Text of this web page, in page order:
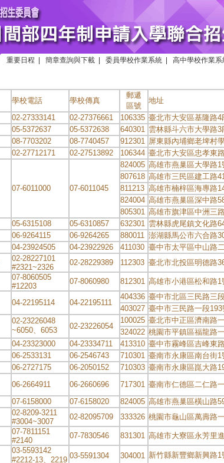
重要日程 簡章查詢與下載 委員學校作業系統 高中學校作業系
學校電話 學校傳真
郵遞
區號
地址
02-27333141 02-27376661 106335 臺北市大安區基隆路4
05-5372637 05-5372638 640301 雲林縣斗六市大學路3
08-7703202 08-7740457 912301 屏東縣內埔鄉老埤村
02-27712171 02-27513892 106344 臺北市大安區忠孝東
07-6011000 07-6011045
824005 高雄市燕巢區大學路1
807618 高雄市三民區建工路
811213 高雄市楠梓區海專路
824004 高雄市燕巢區深中路
805301 高雄市旗津區中洲三
05-6315108 05-6310857 632301 雲林縣虎尾鎮文化路
06-9264115 06-9264265 880011 澎湖縣馬公市六合路
04-23924505 04-23922926 411030 臺中市太平區中山路
02-28227101
#2321~2326
02-28229389 112303 臺北市北投區明德路
07-8060505
#12203
07-8060980 812301 高雄市小港區松和路1
04-22195114 04-22195111
404336 臺中市北區三民路三
403027 臺中市三民路一段193
02-23226048
~6050、6053
02-23226054
100025 臺北市中正區濟南路
324022 桃園市平鎮區福龍路
04-23323000 04-23334711 413310 臺中市霧峰區吉峰東
06-2533131 06-2546743 710301 臺南市永康區南台街1
06-2727175 06-2050152 710303 臺南市永康區崑大路
06-2664911 06-2660696 717301 臺南市仁德區二仁路
07-6158000 07-6158020 824005 高雄市燕巢區橫山路
02-8209-3211
#3004~3007
02-82095709 333326 桃園市龜山區萬壽路
07-7811151
#2140
07-7830546 831301 高雄市大寮區永芳里
03-5593142
#2212-13、2219 03-5591304 304001 新竹縣新豐鄉新興路1